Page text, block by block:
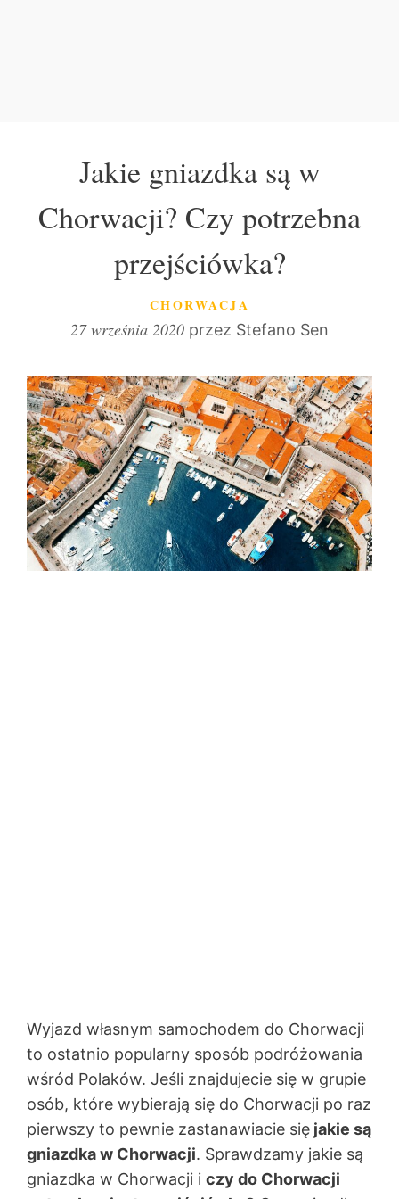
Jakie gniazdka są w
Chorwacji? Czy potrzebna
przejściówka?
KATEGORIE
CHORWACJA
27 września 2020 przez Stefano Sen
Wyjazd własnym samochodem do Chorwacji
to ostatnio popularny sposób podróżowania
wśród Polaków. Jeśli znajdujecie się w grupie
osób, które wybierają się do Chorwacji po raz
pierwszy to pewnie zastanawiacie się jakie są
gniazdka w Chorwacji. Sprawdzamy jakie są
gniazdka w Chorwacji i czy do Chorwacji